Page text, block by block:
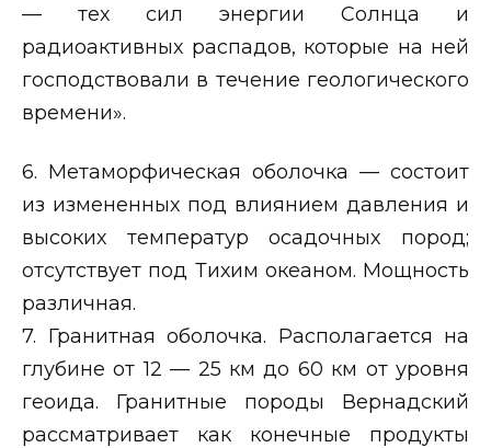
— тех сил энергии Солнца и
радиоактивных распадов, которые на ней
господствовали в течение геологического
времени».
6. Метаморфическая оболочка — состоит
из измененных под влиянием давления и
высоких температур осадочных пород;
отсутствует под Тихим океаном. Мощность
различная.
7. Гранитная оболочка. Располагается на
глубине от 12 — 25 км до 60 км от уровня
геоида. Гранитные породы Вернадский
рассматривает как конечные продукты